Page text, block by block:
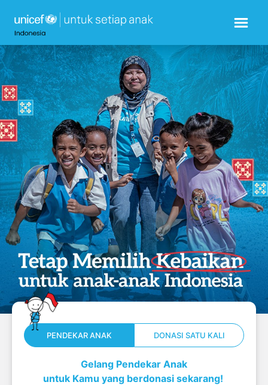
PENDEKAR ANAK DONASI SATU KALI
Gelang Pendekar Anak
untuk Kamu yang berdonasi sekarang!